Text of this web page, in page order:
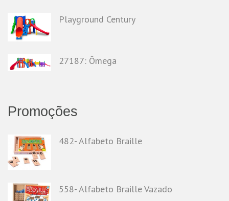
Playground Century
27187: Ômega
Promoções
482- Alfabeto Braille
558- Alfabeto Braille Vazado